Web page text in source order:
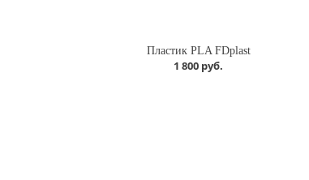
Пластик PLA FDplast
1 800 руб.